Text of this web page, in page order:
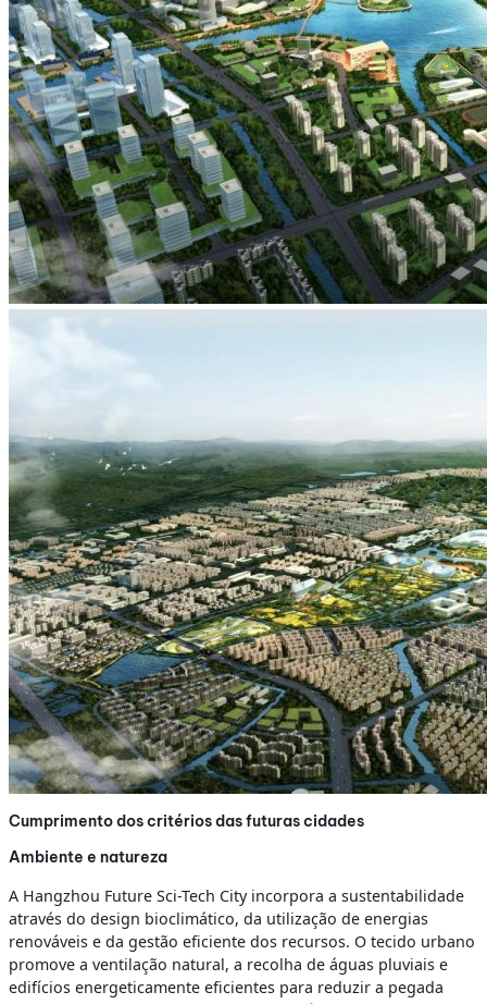
Cumprimento dos critérios das futuras cidades
Ambiente e natureza
A Hangzhou Future Sci-Tech City incorpora a sustentabilidade
através do design bioclimático, da utilização de energias
renováveis e da gestão eficiente dos recursos. O tecido urbano
promove a ventilação natural, a recolha de águas pluviais e
edifícios energeticamente eficientes para reduzir a pegada